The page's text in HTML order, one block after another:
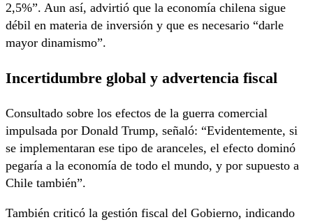
2,5%”. Aun así, advirtió que la economía chilena sigue
débil en materia de inversión y que es necesario “darle
mayor dinamismo”.
Incertidumbre global y advertencia fiscal
Consultado sobre los efectos de la guerra comercial
impulsada por Donald Trump, señaló: “Evidentemente, si
se implementaran ese tipo de aranceles, el efecto dominó
pegaría a la economía de todo el mundo, y por supuesto a
Chile también”.
También criticó la gestión fiscal del Gobierno, indicando